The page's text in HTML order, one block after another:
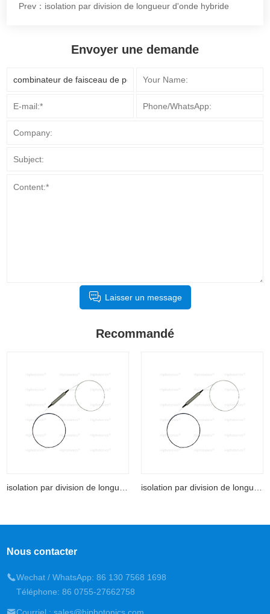
Prev：isolation par division de longueur d'onde hybride
Envoyer une demande
Laisser un message
Recommandé
Nous contacter
Wechat / WhatsApp: 86 130 7568 1698
Téléphone: 86 0755-27662758